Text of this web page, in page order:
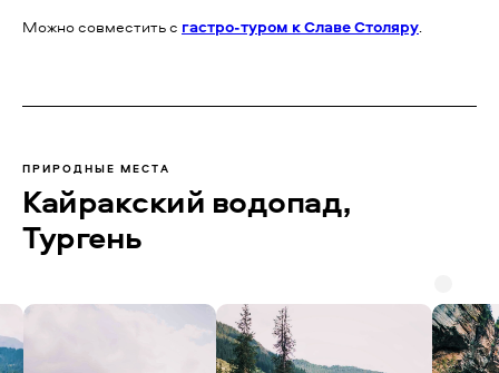
Можно совместить с гастро-туром к Славе Столяру
Кайракский водопад,
Тургень
ПРИРОДНЫЕ МЕСТА